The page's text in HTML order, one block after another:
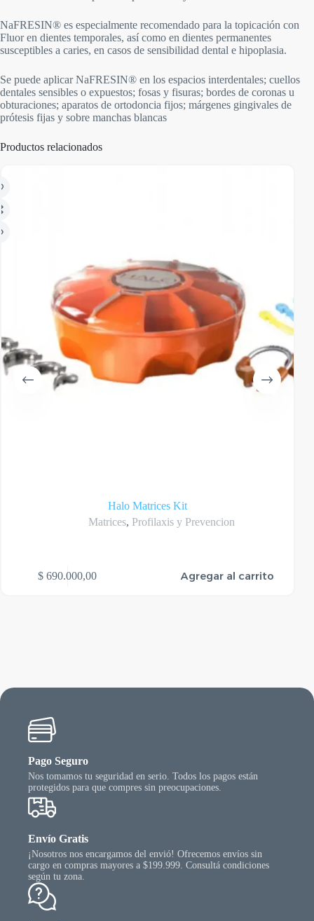
NaFRESIN® es especialmente recomendado para la topicación con
Fluor en dientes temporales, así como en dientes permanentes
susceptibles a caries, en casos de sensibilidad dental e hipoplasia.
Se puede aplicar NaFRESIN® en los espacios interdentales; cuellos
dentales sensibles o expuestos; fosas y fisuras; bordes de coronas u
obturaciones; aparatos de ortodoncia fijos; márgenes gingivales de
prótesis fijas y sobre manchas blancas
Productos relacionados
Halo Matrices Kit
Matrices, Profilaxis y Prevencion
$ 690.000,00 Agregar al carrito
en
Pago Seguro
Nos tomamos tu seguridad en serio. Todos los pagos están
protegidos para que compres sin preocupaciones.
Envío Gratis
¡Nosotros nos encargamos del envió! Ofrecemos envíos sin
cargo en compras mayores a $199.999. Consultá condiciones
según tu zona.